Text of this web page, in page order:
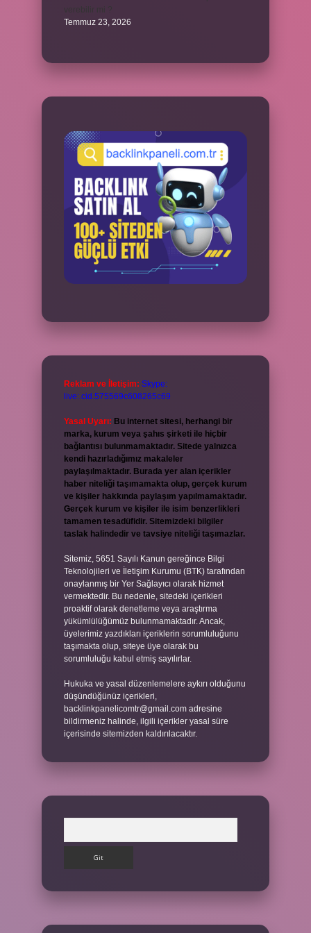
Temmuz 23, 2026
Reklam ve İletişim: Skype:
live:.cid.575569c608265c69
Yasal Uyarı: Bu internet sitesi, herhangi bir
marka, kurum veya şahıs şirketi ile hiçbir
bağlantısı bulunmamaktadır. Sitede yalnızca
kendi hazırladığımız makaleler
paylaşılmaktadır. Burada yer alan içerikler
haber niteliği taşımamakta olup, gerçek kurum
ve kişiler hakkında paylaşım yapılmamaktadır.
Gerçek kurum ve kişiler ile isim benzerlikleri
tamamen tesadüfidir. Sitemizdeki bilgiler
taslak halindedir ve tavsiye niteliği taşımazlar.
Sitemiz, 5651 Sayılı Kanun gereğince Bilgi
Teknolojileri ve İletişim Kurumu (BTK) tarafından
onaylanmış bir Yer Sağlayıcı olarak hizmet
vermektedir. Bu nedenle, sitedeki içerikleri
proaktif olarak denetleme veya araştırma
yükümlülüğümüz bulunmamaktadır. Ancak,
üyelerimiz yazdıkları içeriklerin sorumluluğunu
taşımakta olup, siteye üye olarak bu
sorumluluğu kabul etmiş sayılırlar.
Hukuka ve yasal düzenlemelere aykırı olduğunu
düşündüğünüz içerikleri,
backlinkpanelicomtr@gmail.com adresine
bildirmeniz halinde, ilgili içerikler yasal süre
içerisinde sitemizden kaldırılacaktır.